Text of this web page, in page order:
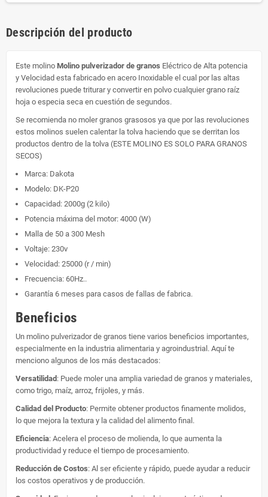
Descripción del producto
Este molino Molino pulverizador de granos Eléctrico de Alta potencia
y Velocidad esta fabricado en acero Inoxidable el cual por las altas
revoluciones puede triturar y convertir en polvo cualquier grano raíz
hoja o especia seca en cuestión de segundos.
Se recomienda no moler granos grasosos ya que por las revoluciones
estos molinos suelen calentar la tolva haciendo que se derritan los
productos dentro de la tolva (ESTE MOLINO ES SOLO PARA GRANOS
SECOS)
Marca: Dakota
Modelo: DK-P20
Capacidad: 2000g (2 kilo)
Potencia máxima del motor: 4000 (W)
Malla de 50 a 300 Mesh
Voltaje: 230v
Velocidad: 25000 (r / min)
Frecuencia: 60Hz..
Garantía 6 meses para casos de fallas de fabrica.
Beneficios
Un molino pulverizador de granos tiene varios beneficios importantes,
especialmente en la industria alimentaria y agroindustrial. Aquí te
menciono algunos de los más destacados:
Versatilidad : Puede moler una amplia variedad de granos y materiales,
como trigo, maíz, arroz, frijoles, y más.
Calidad del Producto: Permite obtener productos finamente molidos,
lo que mejora la textura y la calidad del alimento final.
Eficiencia: Acelera el proceso de molienda, lo que aumenta la
productividad y reduce el tiempo de procesamiento.
Reducción de Costos: Al ser eficiente y rápido, puede ayudar a reducir
los costos operativos y de producción.